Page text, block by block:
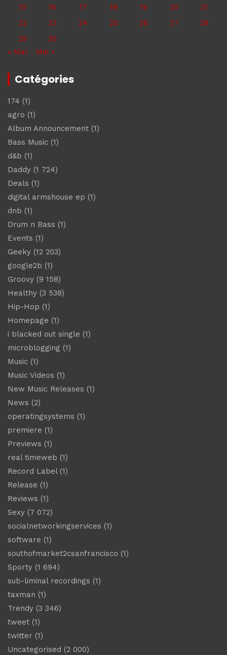
15
16 17 18 19 20
21
22
23 24 25 26 27
28
29
30
« Mar
Mai »
Catégories
174 (1)
agro (1)
Album Announcement (1)
Bass Music (1)
d&b (1)
Daddy (1 724)
Deals (1)
digital armshouse ep (1)
dnb (1)
Drum n Bass (1)
Events (1)
Geeky (12 203)
google2b (1)
Groovy (9 158)
Healthy (3 538)
Hip-Hop (1)
Homepage (1)
i blacked out single (1)
microblogging (1)
Music (1)
Music Videos (1)
New Music Releases (1)
News (2)
operatingsystems (1)
premiere (1)
Previews (1)
real timeweb (1)
Record Label(1)
Release (1)
Reviews (1)
Sexy (7 072)
socialnetworkingservices (1)
software (1)
southofmarket2csanfrancisco (1)
Sporty (1 694)
sub-liminal recordings (1)
taxman (1)
Trendy (3 346)
tweet (1)
twitter (1)
Uncategorised (2 000)